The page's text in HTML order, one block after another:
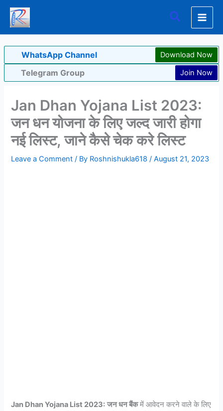
Skip
content
Search
WhatsApp Channel Download Now
Telegram Group Join Now
Jan Dhan Yojana List 2023:
जन धन योजना के लिए जल्द जारी होगा
नई लिस्ट, जाने कैसे चेक करे लिस्ट
Leave a Comment / By Roshnishukla618/August 21, 2023
Jan Dhan Yojana List 2023: जन धन बैंकमें आवेदन करने वाले के लिए